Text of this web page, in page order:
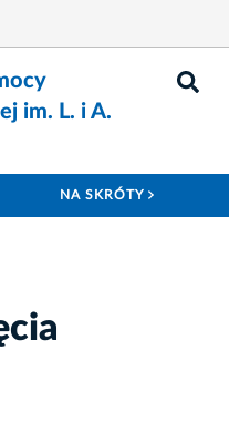
im. L. i A.
NA SKRÓTY